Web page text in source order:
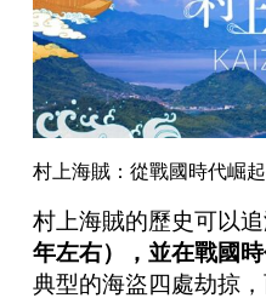
村上海賊：從戰國時代崛起
村上海賊的歷史可以追
年左右），並在戰國
典型的海盜四處劫掠